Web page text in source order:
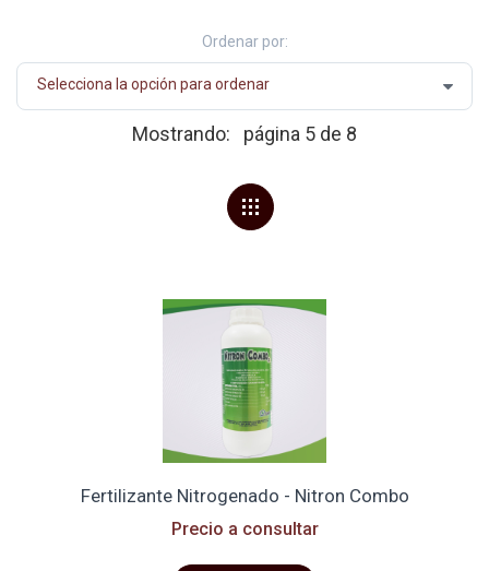
Ordenar por:
Mostrando: página 5 de 8
Fertilizante Nitrogenado - Nitron Combo
Precio a consultar